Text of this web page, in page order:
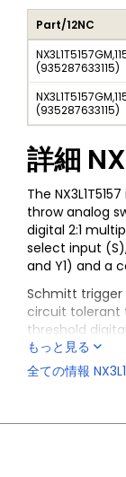
Part/12NC
(935287633115)
(935287633115)
詳細
The
throw analog
digital 2:1
select input
and Y1) and a
Schmitt
circuit tolerant
threshold
1.8 V logic
increase in
resistance (0.5
もっと見る
全ての情報